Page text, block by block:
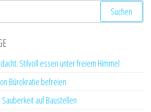
Stilvoll essen unter freiem Himmel
Bürokratie befreien
auf Baustellen